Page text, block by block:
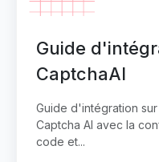
Guide
CaptchaAI
Guide d'intégration
Captcha AI avec la
code et...